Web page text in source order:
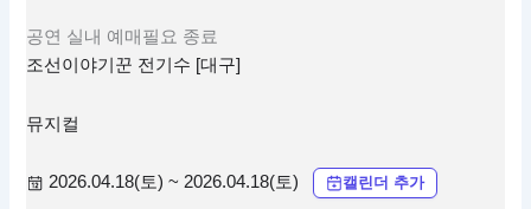
공연 실내 예매필요 종료
조선이야기꾼 전기수 [대구]
뮤지컬
2026.04.18(토) ~ 2026.04.18(토) 캘린더 추가